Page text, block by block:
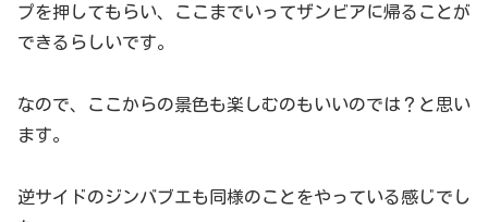
プを押してもらい、ここまでいってザンビアに帰ることが
できるらしいです。
なので、ここからの景色も楽しむのもいいのでは？と思い
ます。
逆サイドのジンバブエも同様のことをやっている感じでし